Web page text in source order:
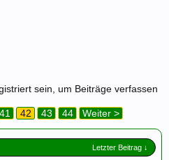
sein, um Beiträge verfassen
41 42 43 44 Weiter >
Letzter Beitrag ↓